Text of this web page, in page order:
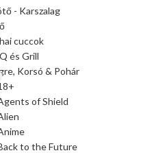
- Karszalag
cuccok
és Grill
Korsó & Pohár
of Shield
to the Future